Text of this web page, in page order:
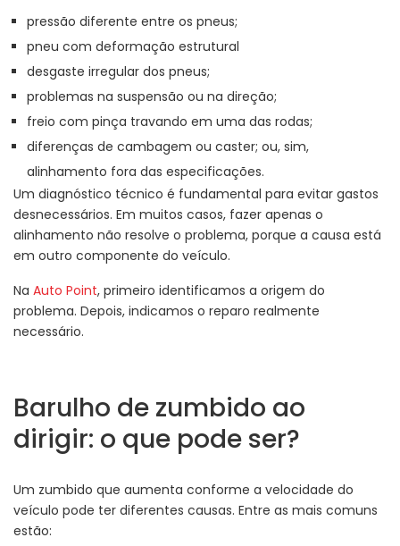
pressão diferente entre os pneus;
pneu com deformação estrutural
desgaste irregular dos pneus;
problemas na suspensão ou na direção;
freio com pinça travando em uma das rodas;
diferenças de cambagem ou caster; ou, sim,
alinhamento fora das especificações.
Um diagnóstico técnico é fundamental para evitar gastos
desnecessários. Em muitos casos, fazer apenas o
alinhamento não resolve o problema, porque a causa está
em outro componente do veículo.
Na Auto Point, primeiro identificamos a origem do
problema. Depois, indicamos o reparo realmente
necessário.
Barulho de zumbido ao
dirigir: o que pode ser?
Um zumbido que aumenta conforme a velocidade do
veículo pode ter diferentes causas. Entre as mais comuns
estão: